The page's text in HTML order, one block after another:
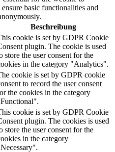
basic functionalities and
Beschreibung
cookie is set by GDPR Cookie
plugin. The cookie is used
store the user consent for the
in the category "Analytics".
cookie is set by GDPR cookie
to record the user consent
the cookies in the category
cookie is set by GDPR Cookie
plugin. The cookies is used
store the user consent for the
in the category